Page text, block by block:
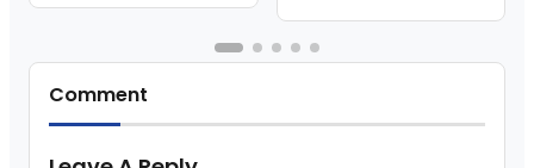
Comment